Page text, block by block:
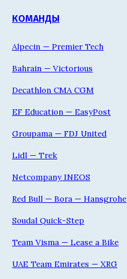
КОМАНДЫ
Alpecin — Premier Tech
Bahrain — Victorious
Decathlon CMA CGM
EF Education — EasyPost
Groupama — FDJ United
Lidl — Trek
Netcompany INEOS
Red Bull — Bora — Hansgrohe
Soudal Quick-Step
Team Visma — Lease a Bike
UAE Team Emirates — XRG